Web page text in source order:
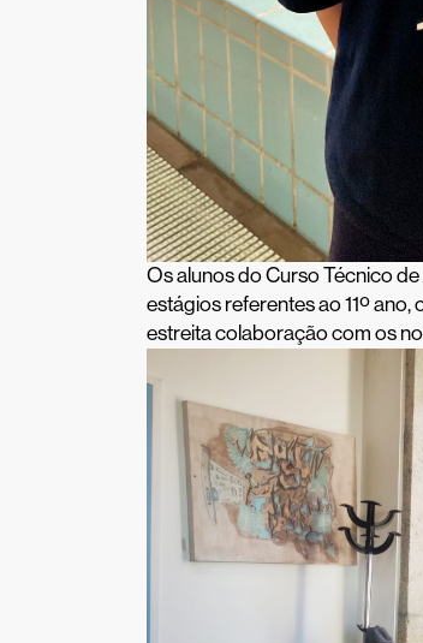
Os alunos do Curso Técnico
estágios referentes ao 11º
estreita colaboração com os